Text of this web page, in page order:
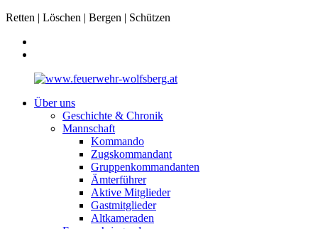
Retten | Löschen | Bergen | Schützen
Über uns
Geschichte & Chronik
Mannschaft
Kommando
Zugskommandant
Gruppenkommandanten
Ämterführer
Aktive Mitglieder
Gastmitglieder
Altkameraden